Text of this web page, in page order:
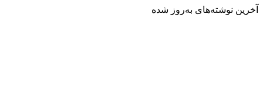
آخرین نوشته‌های‌ به‌روز شده